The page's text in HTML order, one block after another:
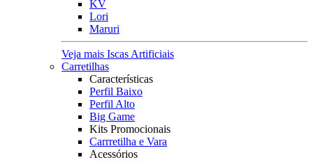
KV
Lori
Maruri
Veja mais Iscas Artificiais
Carretilhas
Características
Perfil Baixo
Perfil Alto
Big Game
Kits Promocionais
Carrretilha e Vara
Acessórios